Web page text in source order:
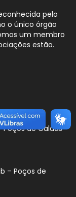
pelo
o único órgão
um membro
estão.
Poços de Caldas
– Poços de